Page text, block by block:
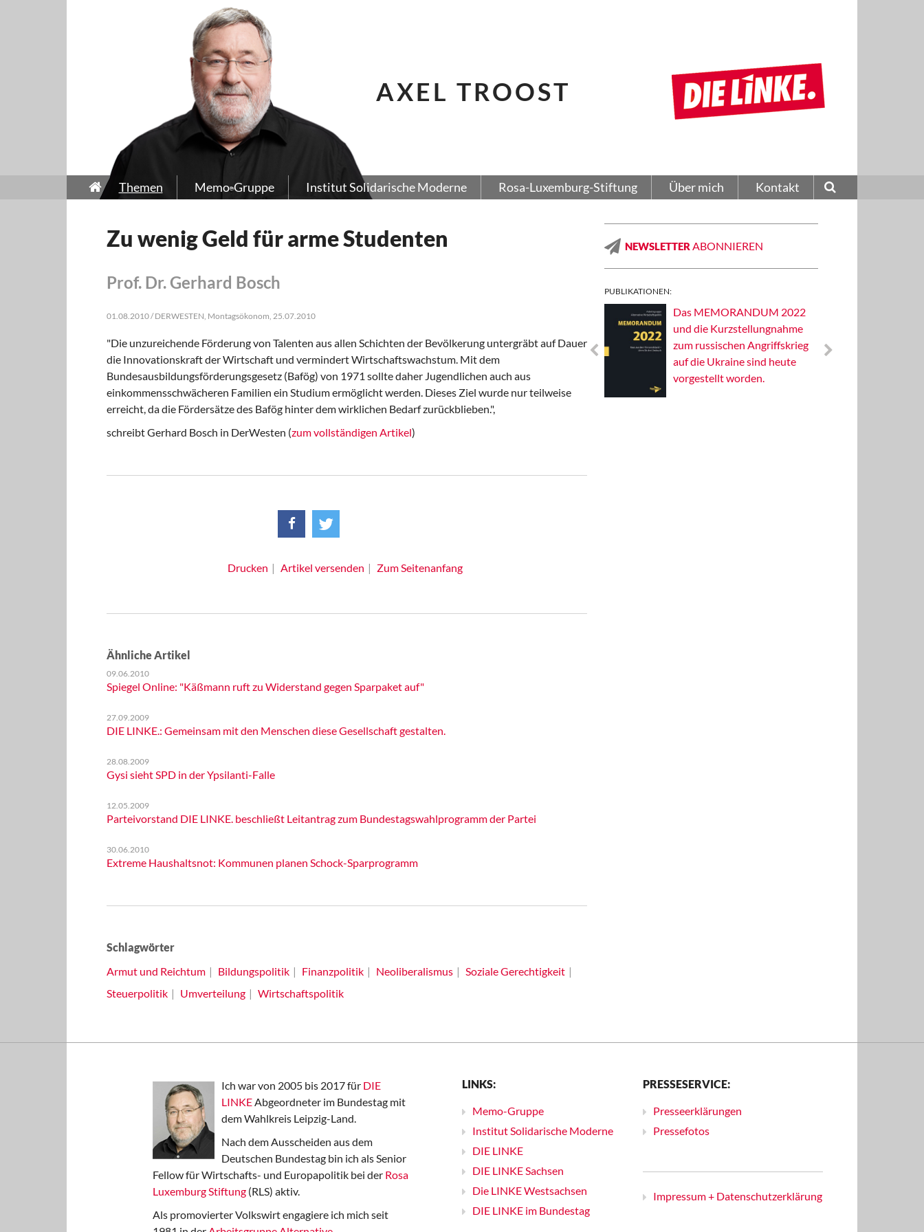
AXEL TROOST
Themen Memo-Gruppe Institut Solidarische Moderne Rosa-Luxemburg-Stiftung Über mich Kontakt
Zu wenig Geld für arme Studenten
Prof. Dr. Gerhard Bosch
01.08.2010 / DERWESTEN, Montagsökonom, 25.07.2010
"Die unzureichende Förderung von Talenten aus allen Schichten der Bevölkerung untergräbt auf Dauer
die Innovationskraft der Wirtschaft und vermindert Wirtschaftswachstum. Mit dem
Bundesausbildungsförderungsgesetz (Bafög) von 1971 sollte daher Jugendlichen auch aus
einkommensschwächeren Familien ein Studium ermöglicht werden. Dieses Ziel wurde nur teilweise
erreicht, da die Fördersätze des Bafög hinter dem wirklichen Bedarf zurückblieben.",
schreibt Gerhard Bosch in DerWesten (zum vollständigen Artikel)
Drucken Artikel versenden Zum Seitenanfang
Ähnliche Artikel
09.06.2010
Spiegel Online: "Käßmann ruft zu Widerstand gegen Sparpaket auf"
27.09.2009
DIE LINKE.: Gemeinsam mit den Menschen diese Gesellschaft gestalten.
28.08.2009
Gysi sieht SPD in der Ypsilanti-Falle
12.05.2009
Parteivorstand DIE LINKE. beschließt Leitantrag zum Bundestagswahlprogramm der Partei
30.06.2010
Extreme Haushaltsnot: Kommunen planen Schock-Sparprogramm
Schlagwörter
Armut und Reichtum
Bildungspolitik Finanzpolitik Neoliberalismus
Soziale Gerechtigkeit
Steuerpolitik
Umverteilung Wirtschaftspolitik
NEWSLETTER ABONNIEREN
PUBLIKATIONEN:
Das MEMORANDUM 2022
und die Kurzstellungnahme
zum russischen Angriffskrieg
auf die Ukraine sind heute
vorgestellt worden.
Ich war von 2005 bis 2017 für DIE
LINKEAbgeordneter im Bundestag mit
dem Wahlkreis Leipzig-Land.
Nach dem Ausscheiden aus dem
Deutschen Bundestag bin ich als Senior
Fellow für Wirtschafts- und Europapolitik bei der Rosa
Luxemburg Stiftung (RLS) aktiv.
Als promovierter Volkswirt engagiere ich mich seit
LINKS:
Memo-Gruppe
Institut Solidarische Moderne
DIE LINKE
DIE LINKE Sachsen
Die LINKE Westsachsen
DIE LINKE im Bundestag
PRESSESERVICE:
Presseerklärungen
Pressefotos
Impressum + Datenschutzerklärung